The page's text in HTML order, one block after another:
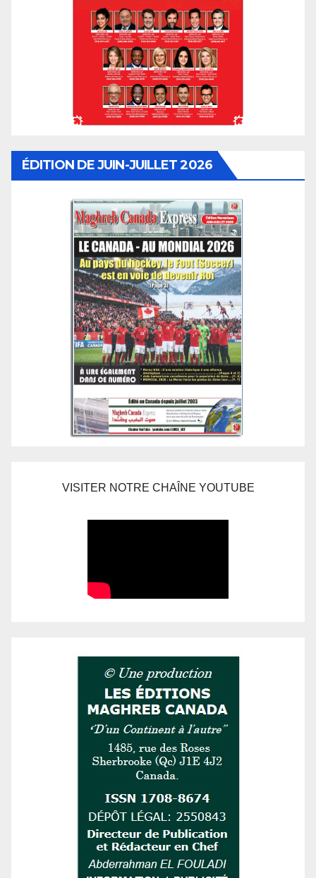
ÉDITION DE JUIN-JUILLET 2026
VISITER NOTRE CHAÎNE YOUTUBE